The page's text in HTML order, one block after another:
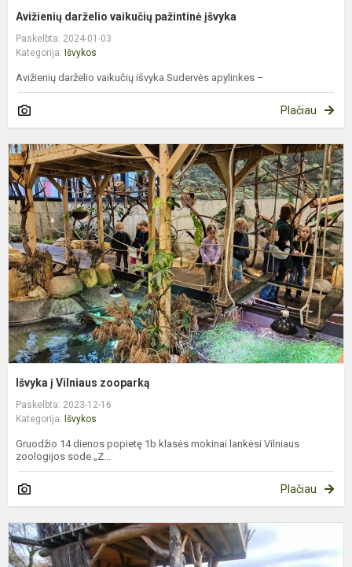
Avižienių darželio vaikučių pažintinė įšvyka
Paskelbta: 2024-01-03
Kategorija: Išvykos
Avižienių darželio vaikučių išvyka Sudervės apylinkes –
Plačiau
Išvyka į Vilniaus zooparką
Paskelbta: 2023-12-16
Kategorija: Išvykos
Gruodžio 14 dienos popietę 1b klasės mokinai lankėsi Vilniaus
zoologijos sode „Z...
Plačiau